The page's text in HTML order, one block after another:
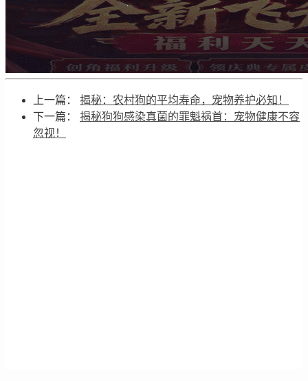
上一篇： 揭秘：农村狗的平均寿命，宠物养护必知！
下一篇： 揭秘狗狗感染真菌的罪魁祸首：宠物健康不容
忽视！